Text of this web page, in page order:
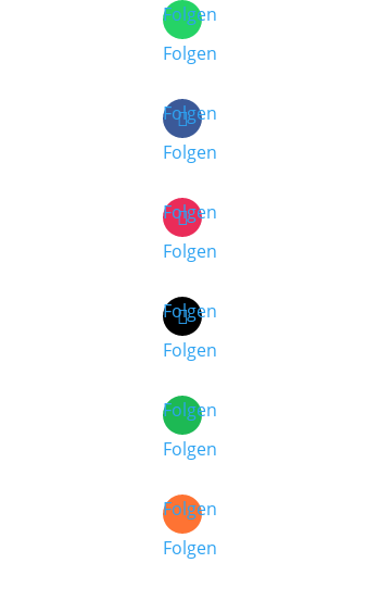
Folgen
Folgen
Folgen
Folgen
Folgen
Folgen
Folgen
Folgen
Folgen
Folgen
Folgen
Folgen